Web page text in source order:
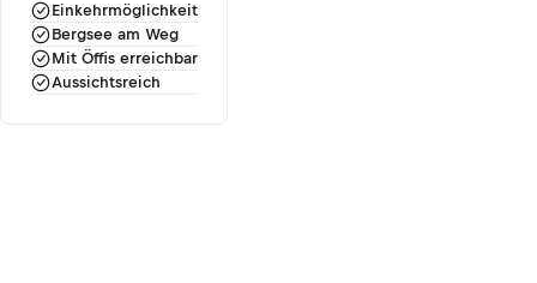
Einkehrmöglichkeit
Bergsee am Weg
Mit Öffis erreichbar
Aussichtsreich